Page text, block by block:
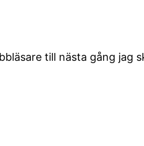
till nästa gång jag